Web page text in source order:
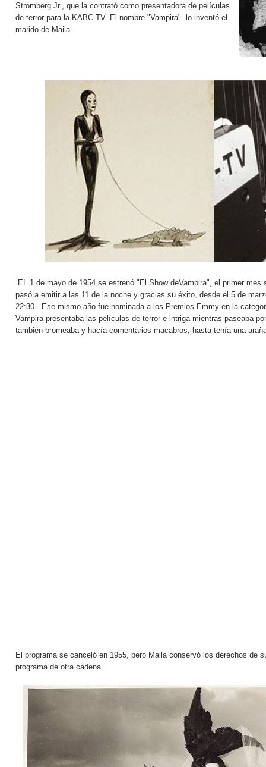
Stromberg Jr., que la contrató como presentadora de películas
de terror para la KABC-TV. El nombre "Vampira" lo inventó el
marido de Maila.
EL 1 de mayo de 1954 se estrenó "El Show deVampira", el primer
pasó a emitir a las 11 de la noche y gracias su éxito, desde el 5 de
22:30. Ese mismo año fue nominada a los Premios Emmy en la
Vampira presentaba las películas de terror e intriga mientras paseaba
también bromeaba y hacía comentarios macabros, hasta tenía una
El programa se canceló en 1955, pero Maila conservó los derechos de
programa de otra cadena.